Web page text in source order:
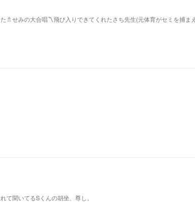
🚿せみの大合唱〽飛び入りできてくれたさち先生(元体育がセミを捕ま
て聞いてるSくんの胡坐、尊し。